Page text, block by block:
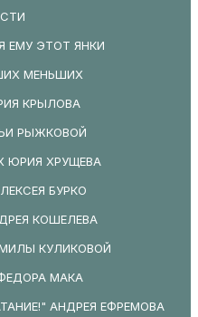
ЕМУ ЭТОТ ЯНКИ
МЕНЬШИХ
КРЫЛОВА
РЫЖКОВОЙ
ЮРИЯ ХРУЩЕВА
БУРКО
КОШЕЛЕВА
КУЛИКОВОЙ
МАКА
АНДРЕЯ ЕФРЕМОВА